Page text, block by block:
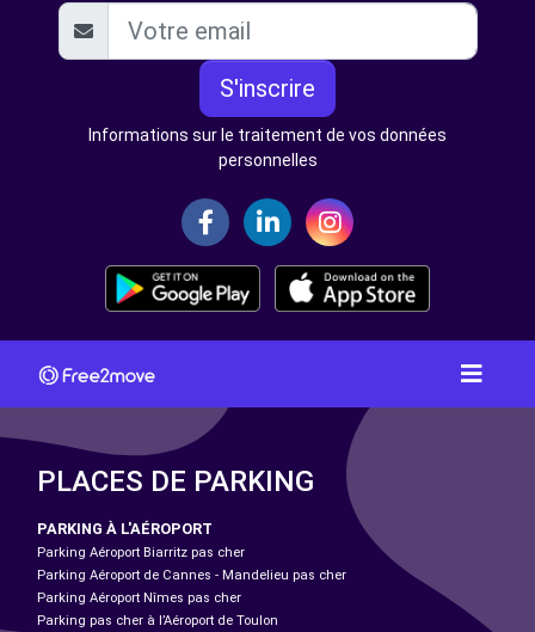
S'inscrire
Informations sur le traitement de vos données
personnelles
PLACES DE PARKING
PARKING À L'AÉROPORT
Parking Aéroport Biarritz pas cher
Parking Aéroport de Cannes - Mandelieu pas cher
Parking Aéroport Nîmes pas cher
Parking pas cher à l’Aéroport de Toulon